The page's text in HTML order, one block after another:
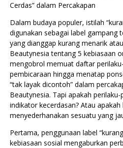
Cerdas” dalam Percakapan
Dalam budaya populer, istilah
digunakan sebagai label gampang
yang dianggap kurang menarik
Beautynesia tentang 5 kebiasaan
mengobrol memuat daftar
pembicaraan hingga menatap
“tak layak dicontoh” dalam
Beautynesia. Tapi apakah
indikator kecerdasan? Atau
menyederhanakan sesuatu yang
Pertama, penggunaan label
kebiasaan sosial mengaburkan